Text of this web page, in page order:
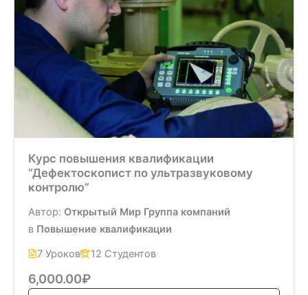
Курс повышения квалификации
“Дефектоскопист по ультразвуковому
контролю”
Автор: Открытый Мир Группа компаний
в Повышение квалификации
7 Уроков
12 Студентов
6,000.00₽